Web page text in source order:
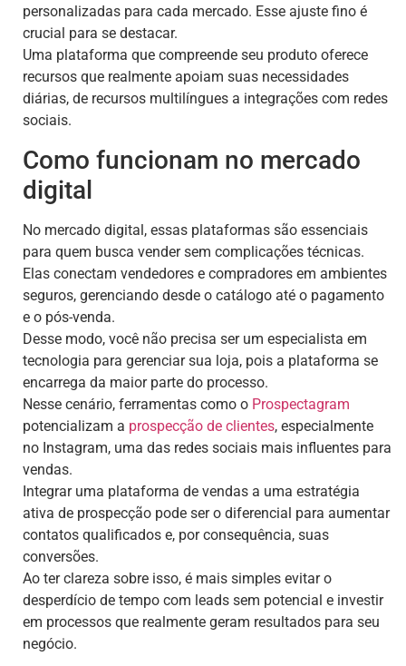
personalizadas para cada mercado. Esse ajuste fino é
crucial para se destacar.
Uma plataforma que compreende seu produto oferece
recursos que realmente apoiam suas necessidades
diárias, de recursos multilíngues a integrações com redes
sociais.
Como funcionam no mercado
digital
No mercado digital, essas plataformas são essenciais
para quem busca vender sem complicações técnicas.
Elas conectam vendedores e compradores em ambientes
seguros, gerenciando desde o catálogo até o pagamento
e o pós-venda.
Desse modo, você não precisa ser um especialista em
tecnologia para gerenciar sua loja, pois a plataforma se
encarrega da maior parte do processo.
Nesse cenário, ferramentas como o Prospectagram
potencializam a prospecção de clientes, especialmente
no Instagram, uma das redes sociais mais influentes para
vendas.
Integrar uma plataforma de vendas a uma estratégia
ativa de prospecção pode ser o diferencial para aumentar
contatos qualificados e, por consequência, suas
conversões.
Ao ter clareza sobre isso, é mais simples evitar o
desperdício de tempo com leads sem potencial e investir
em processos que realmente geram resultados para seu
negócio.